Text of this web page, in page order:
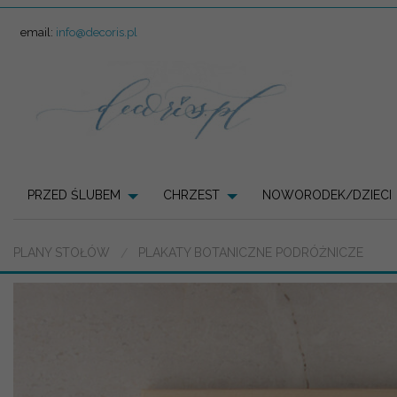
email: info@decoris.pl
PRZED ŚLUBEM CHRZEST NOWORODEK/DZIECI
PLANY STOŁÓW PLAKATY BOTANICZNE PODRÓŻNICZE